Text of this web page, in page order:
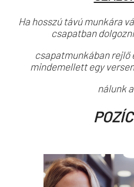
Ha hosszú távú munkára
csapatban
csapatmunkában
mindemellett egy
nálunk